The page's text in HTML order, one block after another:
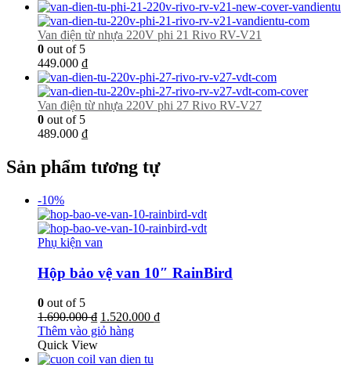
Van điện từ nhựa 220V phi 21 Rivo RV-V21
0 out of 5
449.000 ₫
Van điện từ nhựa 220V phi 27 Rivo RV-V27
0 out of 5
489.000 ₫
Sản phẩm tương tự
-10%
Phụ kiện van
Hộp bảo vệ van 10″ RainBird
0 out of 5
1.690.000₫ Giá
gốc
1.690.000 ₫.
1.520.000 ₫Giá
Thêm vào giỏ hàng
Quick View